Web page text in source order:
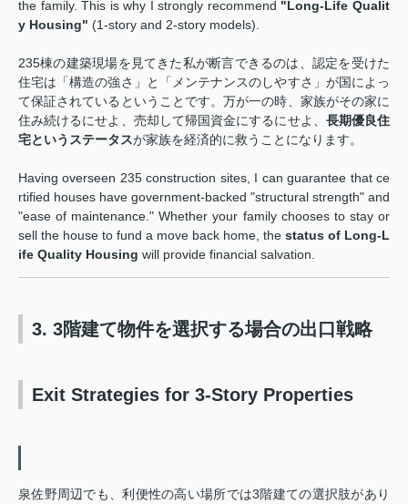
the family. This is why I strongly recommend "Long-Life Qualit
y Housing" (1-story and 2-story models).
235棟の建築現場を見てきた私が断言できるのは、認定を受けた
住宅は「構造の強さ」と「メンテナンスのしやすさ」が国によっ
て保証されているということです。万が一の時、家族がその家に
住み続けるにせよ、売却して帰国資金にするにせよ、 長期優良住
宅というステータスが家族を経済的に救うことになります。
Having overseen 235 construction sites, I can guarantee that ce
rtified houses have government-backed "structural strength" and
"ease of maintenance." Whether your family chooses to stay or
sell the house to fund a move back home, the status of Long-L
ife Quality Housing will provide financial salvation.
3. 3階建て物件を選択する場合の出口戦略
Exit Strategies for 3-Story Properties
泉佐野周辺でも、利便性の高い場所では3階建ての選択肢があり